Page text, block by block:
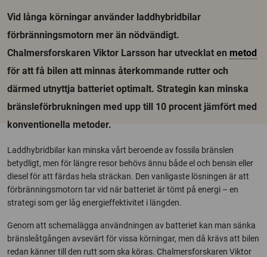
Vid långa körningar använder laddhybridbilar
förbränningsmotorn mer än nödvändigt.
Chalmersforskaren Viktor Larsson har utvecklat en metod
för att få bilen att minnas återkommande rutter och
därmed utnyttja batteriet optimalt. Strategin kan minska
bränsleförbrukningen med upp till 10 procent jämfört med
konventionella metoder.
Laddhybridbilar kan minska vårt beroende av fossila bränslen
betydligt, men för längre resor behövs ännu både el och bensin eller
diesel för att färdas hela sträckan. Den vanligaste lösningen är att
förbränningsmotorn tar vid när batteriet är tömt på energi – en
strategi som ger låg energieffektivitet i längden.
Genom att schemalägga användningen av batteriet kan man sänka
bränsleåtgången avsevärt för vissa körningar, men då krävs att bilen
redan känner till den rutt som ska köras. Chalmersforskaren Viktor